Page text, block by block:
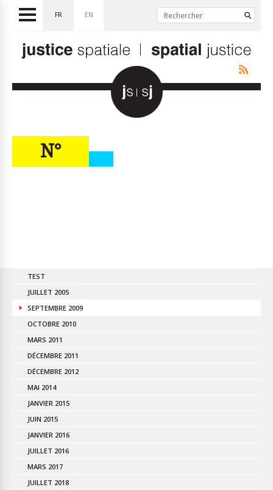
FR EN
N°
TEST
JUILLET 2005
SEPTEMBRE 2009
OCTOBRE 2010
MARS 2011
DÉCEMBRE 2011
DÉCEMBRE 2012
MAI 2014
JANVIER 2015
JUIN 2015
JANVIER 2016
JUILLET 2016
MARS 2017
JUILLET 2018